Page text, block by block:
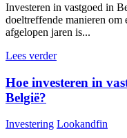
Investeren in vastgoed in
doeltreffende manieren
afgelopen jaren is...
Lees verder
Hoe investeren in
België?
Investering Lookandfin